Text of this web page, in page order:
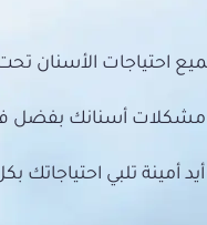
احتياجات الأسنان
مشكلات أسنانك بفضل
تلبي احتياجاتك